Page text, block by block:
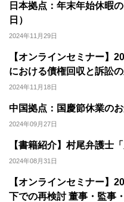
日本拠点：年末年始休暇
日）
2024年11月29日
【オンラインセミナー】
における債権回収と訴訟
2024年11月18日
中国拠点：国慶節休業の
2024年09月27日
【書籍紹介】村尾弁護士
2024年08月31日
【オンラインセミナー】
下での再検討 董事・監事